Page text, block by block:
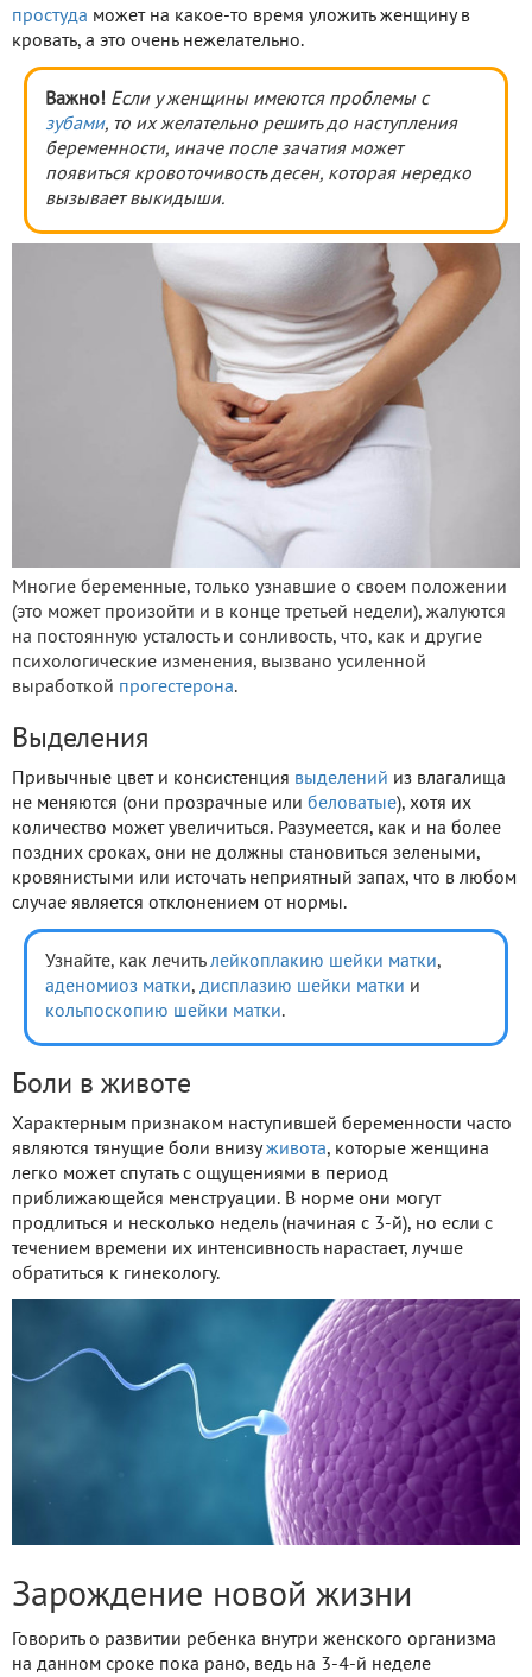
простуда может на какое-то время уложить женщину в
кровать, а это очень нежелательно.
Важно! Если у женщины имеются проблемы с
зубами, то их желательно решить до наступления
беременности, иначе после зачатия может
появиться кровоточивость десен, которая нередко
вызывает выкидыши.
Многие беременные, только узнавшие о своем положении
(это может произойти и в конце третьей недели), жалуются
на постоянную усталость и сонливость, что, как и другие
психологические изменения, вызвано усиленной
выработкой прогестерона.
Выделения
Привычные цвет и консистенция выделений из влагалища
не меняются (они прозрачные или беловатые), хотя их
количество может увеличиться. Разумеется, как и на более
поздних сроках, они не должны становиться зелеными,
кровянистыми или источать неприятный запах, что в любом
случае является отклонением от нормы.
Узнайте, как лечить лейкоплакию шейки матки,
аденомиоз матки, дисплазию шейки матки и
кольпоскопию шейки матки.
Боли в животе
Характерным признаком наступившей беременности часто
являются тянущие боли внизуживота, которые женщина
легко может спутать с ощущениями в период
приближающейся менструации. В норме они могут
продлиться и несколько недель (начиная с 3-й), но если с
течением времени их интенсивность нарастает, лучше
обратиться к гинекологу.
Зарождение новой жизни
Говорить о развитии ребенка внутри женского организма
на данном сроке пока рано, ведь на 3-4-й неделе